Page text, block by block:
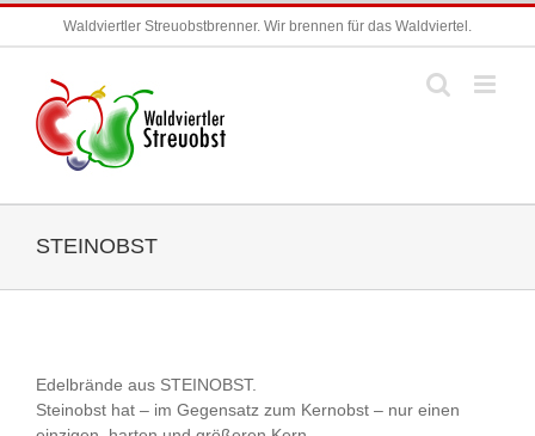
Zum
Waldviertler Streuobstbrenner. Wir brennen für das Waldviertel.
STEINOBST
Edelbrände aus STEINOBST.
Steinobst hat – im Gegensatz zum Kernobst – nur einen